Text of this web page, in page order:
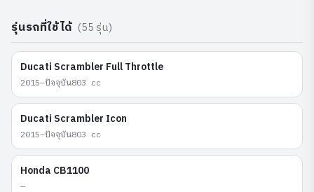
รุ่นรถที่ใช้ได้ (55 รุ่น)
Ducati Scrambler Full Throttle
2015–ปัจจุบัน803 cc
Ducati Scrambler Icon
2015–ปัจจุบัน803 cc
Honda CB1100
—